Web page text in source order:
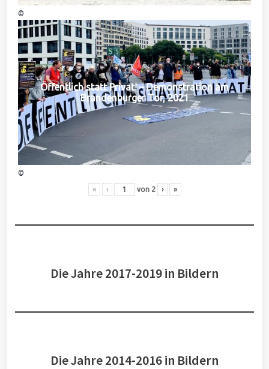
©
Öffentlich statt Privat! – Demonstration am
Brandenburger Tor, 2021
©
« ‹ von 2 › »
Die Jahre 2017-2019 in Bildern
Die Jahre 2014-2016 in Bildern